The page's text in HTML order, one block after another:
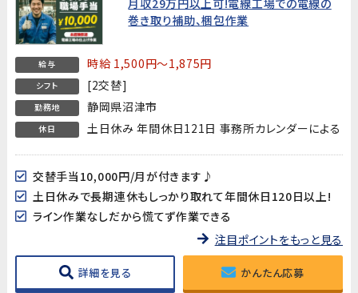
巻き取り補助、梱包作業
給与 時給 1,500円～1,875円
シフト [2交替]
勤務地 静岡県沼津市
休日 土日休み 年間休日121日 事務所カレンダーによる
交替手当10,000円/月が付きます♪
土日休みで長期連休もしっかり取れて年間休日120日以上!
ライン作業なしだから慌てず作業できる
注目ポイントをもっと見る
詳細を見る かんたん応募